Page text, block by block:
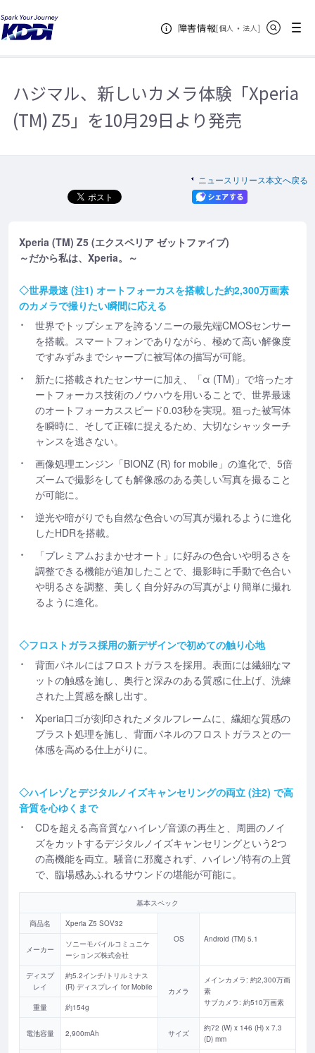
障害情報[個人 ・ 法人新規ウィンドウ
]
メニュー
KDDIホーム
ル、新しいカメラ体験「Xperia (TM) Z5」を10月29日より発売
ハジマ
ル、新しいカメラ体験「Xperia (TM) Z5」を10月29日より発売
ハジマル、新しいカメラ体験「Xperia
(TM) Z5」を10月29日より発売
ニュースリリース本文へ戻る
Xperia (TM) Z5 (エクスペリア ゼットファイブ)
～だから私は、Xperia。～
◇世界最速 (注1) オートフォーカスを搭載した約2,300万画素
のカメラで撮りたい瞬間に応える
世界でトップシェアを誇るソニーの最先端CMOSセンサー
を搭載。スマートフォンでありながら、極めて高い解像度
ですみずみまでシャープに被写体の描写が可能。
新たに搭載されたセンサーに加え、「α (TM)」で培ったオ
ートフォーカス技術のノウハウを用いることで、世界最速
のオートフォーカススピード0.03秒を実現。狙った被写体
を瞬時に、そして正確に捉えるため、大切なシャッターチ
ャンスを逃さない。
画像処理エンジン「BIONZ (R) for mobile」の進化で、5倍
ズームで撮影をしても解像感のある美しい写真を撮ること
が可能に。
逆光や暗がりでも自然な色合いの写真が撮れるように進化
したHDRを搭載。
「プレミアムおまかせオート」に好みの色合いや明るさを
調整できる機能が追加したことで、撮影時に手動で色合い
や明るさを調整、美しく自分好みの写真がより簡単に撮れ
るように進化。
◇フロストガラス採用の新デザインで初めての触り心地
背面パネルにはフロストガラスを採用。表面には繊細なマ
ットの触感を施し、奥行と深みのある質感に仕上げ、洗練
された上質感を醸し出す。
Xperia口ゴが刻印されたメタルフレームに、繊細な質感の
ブラスト処理を施し、背面パネルのフロストガラスとの一
体感を高める仕上がりに。
◇ハイレゾとデジタルノイズキャンセリングの両立 (注2) で高
音質を心ゆくまで
CDを超える高音質なハイレゾ音源の再生と、周囲のノイ
ズをカットするデジタルノイズキャンセリングという2つ
の高機能を両立。騒音に邪魔されず、ハイレゾ特有の上質
で、臨場感あふれるサウンドの堪能が可能に。
基本スペック
商品名
Xperia Z5 SOV32
OS
Android (TM) 5.1
メーカー
ソニーモバイルコミュニケ
ーションズ株式会社
ディスプ
レイ
約5.2インチ/トリルミナス
(R) ディスプレイ for Mobile
カメラ
メインカメラ: 約2,300万画
素
サブカメラ: 約510万画素
重量 約154g
電池容量 2,900mAh サイズ
約72 (W) x 146 (H) x 7.3
(D) mm